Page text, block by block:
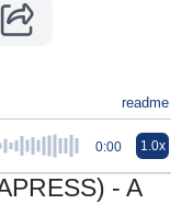
readme
0:00 1.0x
- A